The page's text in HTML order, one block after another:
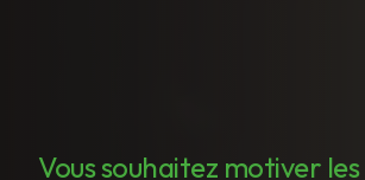
Vous souhaitez motiver les